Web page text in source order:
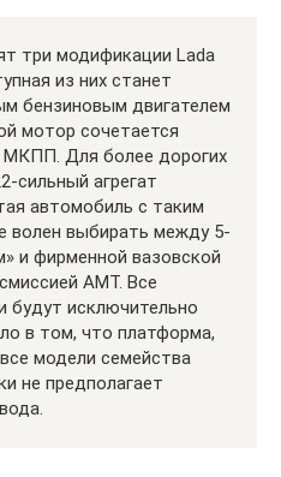
три модификации Lada
из них станет
бензиновым двигателем
мотор сочетается
МКПП. Для более дорогих
сильный агрегат
автомобиль с таким
волен выбирать между 5-
и фирменной вазовской
АМТ. Все
будут исключительно
в том, что платформа,
модели семейства
не предполагает